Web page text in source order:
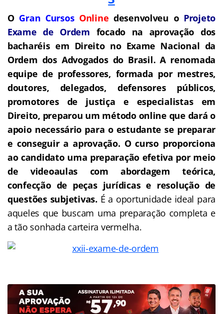
O Gran Cursos Online desenvolveu o Projeto
Exame de Ordem focado na aprovação dos
bacharéis em Direito no Exame Nacional da
Ordem dos Advogados do Brasil. A renomada
equipe de professores, formada por mestres,
doutores, delegados, defensores públicos,
promotores de justiça e especialistas em
Direito, preparou um método online que dará o
apoio necessário para o estudante se preparar
e conseguir a aprovação. O curso proporciona
ao candidato uma preparação efetiva por meio
de videoaulas com abordagem teórica,
confecção de peças jurídicas e resolução de
questões subjetivas. É a oportunidade ideal para
aqueles que buscam uma preparação completa e
a tão sonhada carteira vermelha.